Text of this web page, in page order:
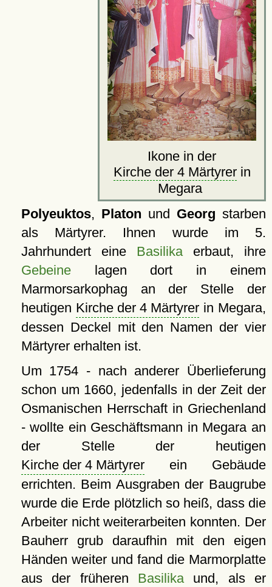
Ikone in der
Kirche der 4 Märtyrerin
Megara
Polyeuktos, Platon und Georg starben
als Märtyrer. Ihnen wurde im 5.
Jahrhundert eine Basilikaerbaut, ihre
Gebeinelagen dort in einem
Marmorsarkophag an der Stelle der
heutigen Kirche der 4 Märtyrerin Megara,
dessen Deckel mit den Namen der vier
Märtyrer erhalten ist.
Um 1754 - nach anderer Überlieferung
schon um 1660, jedenfalls in der Zeit der
Osmanischen Herrschaft in Griechenland
- wollte ein Geschäftsmann in Megara an
der Stelle der heutigen
Kirche der 4 Märtyrerein Gebäude
errichten. Beim Ausgraben der Baugrube
wurde die Erde plötzlich so heiß, dass die
Arbeiter nicht weiterarbeiten konnten. Der
Bauherr grub daraufhin mit den eigen
Händen weiter und fand die Marmorplatte
aus der früheren Basilikaund, als er